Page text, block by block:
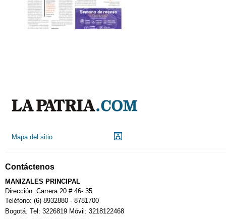
Mapa del sitio
Contáctenos
MANIZALES PRINCIPAL
Dirección: Carrera 20 # 46- 35
Teléfono: (6) 8932880 - 8781700
Bogotá. Tel: 3226819 Móvil: 3218122468